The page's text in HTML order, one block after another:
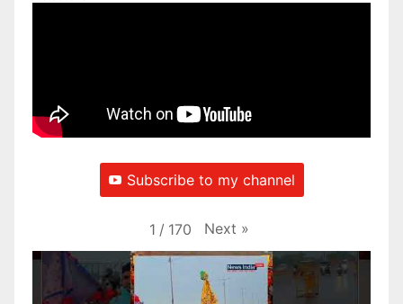
Subscribe to my channel
1 / 170 Next »